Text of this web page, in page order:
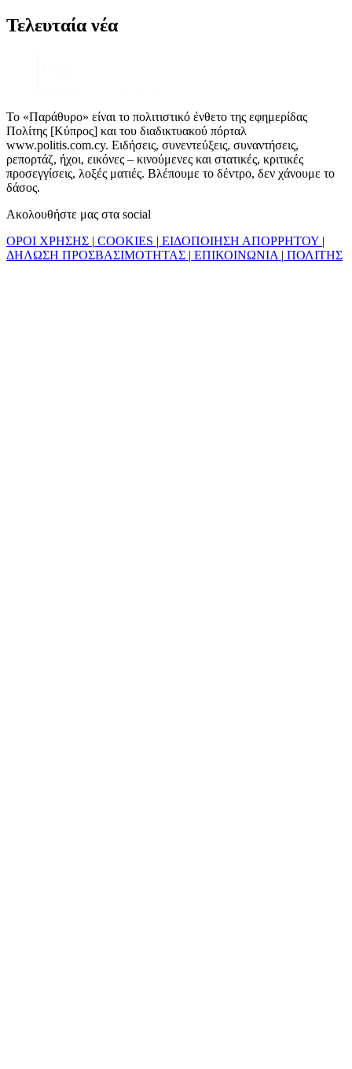
Τελευταία νέα
Το «Παράθυρο» είναι το πολιτιστικό ένθετο της εφημερίδας
Πολίτης [Κύπρος] και του διαδικτυακού πόρταλ
www.politis.com.cy. Ειδήσεις, συνεντεύξεις, συναντήσεις,
ρεπορτάζ, ήχοι, εικόνες – κινούμενες και στατικές, κριτικές
προσεγγίσεις, λοξές ματιές. Βλέπουμε το δέντρο, δεν χάνουμε το
δάσος.
Ακολουθήστε μας στα social
ΟΡΟΙ ΧΡΗΣΗΣ | COOKIES | ΕΙΔΟΠΟΙΗΣΗ ΑΠΟΡΡΗΤΟΥ |
ΔΗΛΩΣΗ ΠΡΟΣΒΑΣΙΜΟΤΗΤΑΣ | ΕΠΙΚΟΙΝΩΝΙΑ | ΠΟΛΙΤΗΣ